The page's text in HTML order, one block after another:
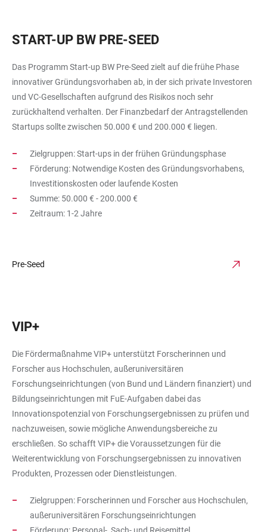
START-UP BW PRE-SEED
Das Programm Start-up BW Pre-Seed zielt auf die frühe Phase
innovativer Gründungsvorhaben ab, in der sich private Investoren
und VC-Gesellschaften aufgrund des Risikos noch sehr
zurückhaltend verhalten. Der Finanzbedarf der Antragstellenden
Startups sollte zwischen 50.000 € und 200.000 € liegen.
Zielgruppen: Start-ups in der frühen Gründungsphase
Förderung: Notwendige Kosten des Gründungsvorhabens,
Investitionskosten oder laufende Kosten
Summe: 50.000 € - 200.000 €
Zeitraum: 1-2 Jahre
Pre-Seed
VIP+
Die Fördermaßnahme VIP+ unterstützt Forscherinnen und
Forscher aus Hochschulen, außeruniversitären
Forschungseinrichtungen (von Bund und Ländern finanziert) und
Bildungseinrichtungen mit FuE-Aufgaben dabei das
Innovationspotenzial von Forschungsergebnissen zu prüfen und
nachzuweisen, sowie mögliche Anwendungsbereiche zu
erschließen. So schafft VIP+ die Voraussetzungen für die
Weiterentwicklung von Forschungsergebnissen zu innovativen
Produkten, Prozessen oder Dienstleistungen.
Zielgruppen: Forscherinnen und Forscher aus Hochschulen,
außeruniversitären Forschungseinrichtungen